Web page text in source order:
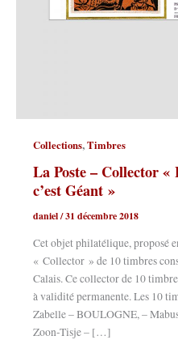
Collections,Timbres
La Poste – Collector «
c’est Géant »
daniel/31 décembre 2018
Cet objet philatélique, proposé
« Collector » de 10 timbres
Calais. Ce collector de 10
à validité permanente. Les 10
Zabelle – BOULOGNE, –
Zoon-Tisje – […]